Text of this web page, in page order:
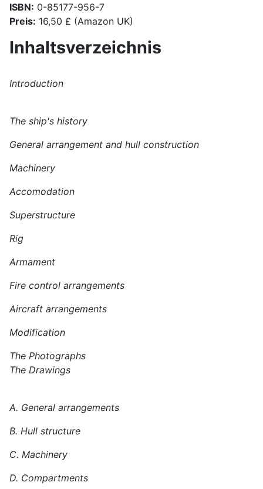
ISBN: 0-85177-956-7
Preis: 16,50 £ (Amazon UK)
Inhaltsverzeichnis
Introduction
The ship's history
General arrangement and hull construction
Machinery
Accomodation
Superstructure
Rig
Armament
Fire control arrangements
Aircraft arrangements
Modification
The Photographs
The Drawings
A. General arrangements
B. Hull structure
C. Machinery
D. Compartments